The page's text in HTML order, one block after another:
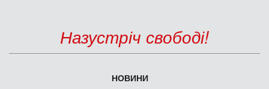
Назустріч свободі!
НОВИНИ